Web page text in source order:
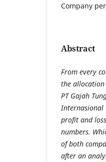
Company
Abstract
From every
the allocation
PT Gajah
Internasional
profit and
numbers.
of both
after an